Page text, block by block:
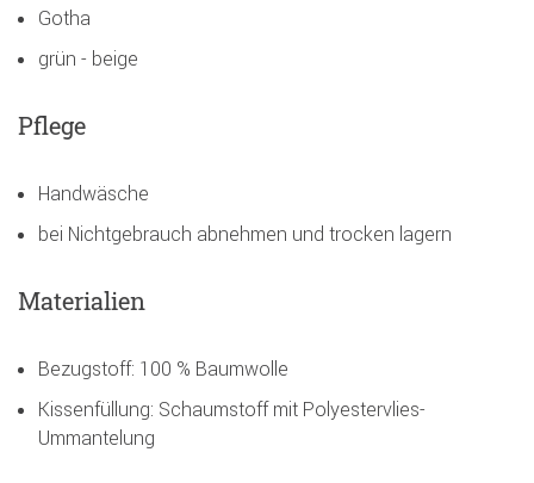
Gotha
grün - beige
Pflege
Handwäsche
bei Nichtgebrauch abnehmen und trocken lagern
Materialien
Bezugstoff: 100 % Baumwolle
Kissenfüllung: Schaumstoff mit Polyestervlies-
Ummantelung